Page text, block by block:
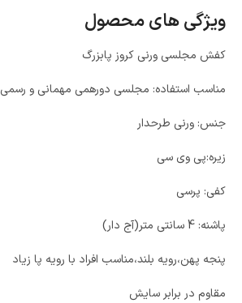
ویژگی های محصول
کفش مجلسی ورنی کروز پابزرگ
مناسب استفاده: مجلسی دورهمی مهمانی و رسمی
جنس: ورنی طرحدار
زیره:پی وی سی
کفی: پرسی
پاشنه: 4 سانتی متر(آج دار)
پنجه پهن،رویه بلند،مناسب افراد با رویه پا زیاد
مقاوم در برابر سایش